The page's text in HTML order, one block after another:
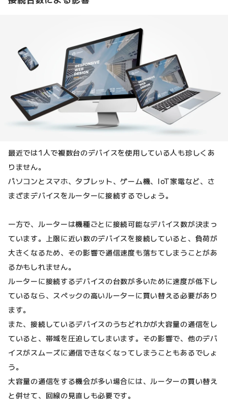
最近では1人で複数台のデバイスを使用している人も珍しくあ
りません。
パソコンとスマホ、タブレット、ゲーム機、IoT家電など、さ
まざまデバイスをルーターに接続するでしょう。
一方で、ルーターは機種ごとに接続可能なデバイス数が決まっ
ています。上限に近い数のデバイスを接続していると、負荷が
大きくなるため、その影響で通信速度も落ちてしまうことがあ
るかもしれません。
ルーターに接続するデバイスの台数が多いために速度が低下し
ているなら、スペックの高いルーターに買い替える必要があり
ます。
また、接続しているデバイスのうちどれかが大容量の通信をし
ていると、帯域を圧迫してしまいます。その影響で、他のデバ
イスがスムーズに通信できなくなってしまうこともあるでしょ
う。
大容量の通信をする機会が多い場合には、ルーターの買い替え
と併せて、回線の見直しも必要です。